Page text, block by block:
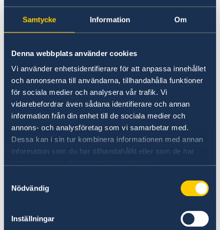
Samtycke Information Om
Denna webbplats använder cookies
Vi använder enhetsidentifierare för att anpassa innehållet
och annonserna till användarna, tillhandahålla funktioner
för sociala medier och analysera vår trafik. Vi
vidarebefordrar även sådana identifierare och annan
information från din enhet till de sociala medier och
annons- och analysföretag som vi samarbetar med.
Dessa kan i sin tur kombinera informationen med annan
information som du har tillhandahållit eller som de har
Nödvändig
Inställningar
Det enklaste och snabbaste sättet att ansöka
om arbetstillstånd är att göra en webbansökan.
Webbansökningar går direkt till
Webbansökan på Migrationsverkets webbplats
Om du inte kan eller vill använda webbansökan
lämnar du istället in ansökningshandlingarna
personligen på svenska ambassaden.
Regler som gäller och dokument
som krävs
Läs om regler, dokument som krävs och hur